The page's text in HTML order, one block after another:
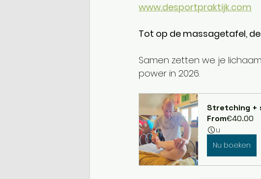
www.desportpraktijk.com
Tot op de massagetafel,
Samen zetten we je
power in 2026.
Stretching +
From€40.00
u
Nu boeken